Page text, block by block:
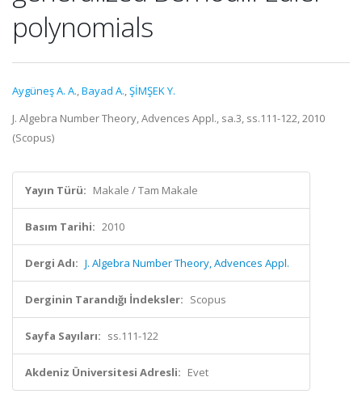
polynomials
Aygüneş A. A.,Bayad A.,ŞİMŞEK Y.
J. Algebra Number Theory, Advences Appl., sa.3, ss.111-122, 2010
(Scopus)
Yayın Türü: Makale / Tam Makale
Basım Tarihi: 2010
Dergi Adı: J. Algebra Number Theory, Advences Appl.
Derginin Tarandığı İndeksler: Scopus
Sayfa Sayıları: ss.111-122
Akdeniz Üniversitesi Adresli: Evet